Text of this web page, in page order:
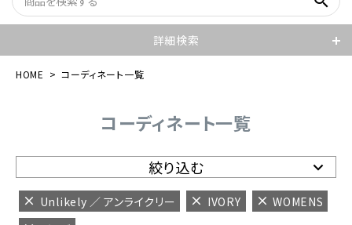
詳細検索
HOME コーディネート一覧
コーディネート一覧
絞り込む
Unlikely ／ アンライクリー IVORY
WOMENS